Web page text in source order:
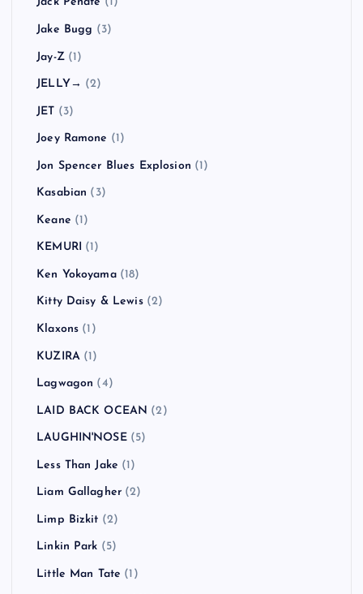
Jake Bugg (3)
Jay-Z(1)
JELLY→ (2)
JET (3)
Joey Ramone (1)
Jon Spencer Blues Explosion (1)
Kasabian (3)
Keane (1)
KEMURI (1)
Ken Yokoyama(18)
Kitty Daisy & Lewis(2)
Klaxons (1)
KUZIRA(1)
Lagwagon (4)
LAID BACK OCEAN (2)
LAUGHIN'NOSE(5)
Less Than Jake (1)
Liam Gallagher (2)
Limp Bizkit (2)
Linkin Park (5)
Little Man Tate (1)